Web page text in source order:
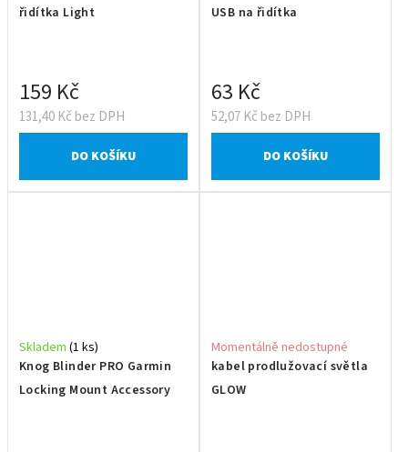
řidítka Light
131,40 Kč bez DPH
159 Kč
DO KOŠÍKU
USB na řidítka
52,07 Kč bez DPH
63 Kč
DO KOŠÍKU
Knog Blinder PRO Garmin
Locking Mount Accessory
Skladem (1 ks)
kabel prodlužovací světla
GLOW
Momentálně nedostupné